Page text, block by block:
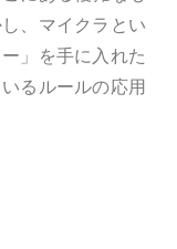
、マイクラとい
」を手に入れた
るルールの応用